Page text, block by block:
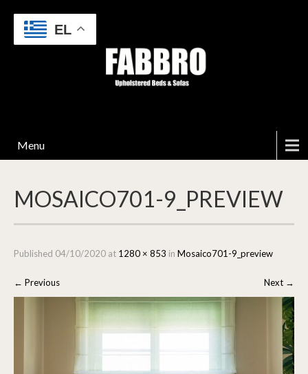
Menu
MOSAICO701-9_PREVIEW
Published 04/10/2020 at 1280 × 853 in Mosaico701-9_preview
← Previous Next →
EL